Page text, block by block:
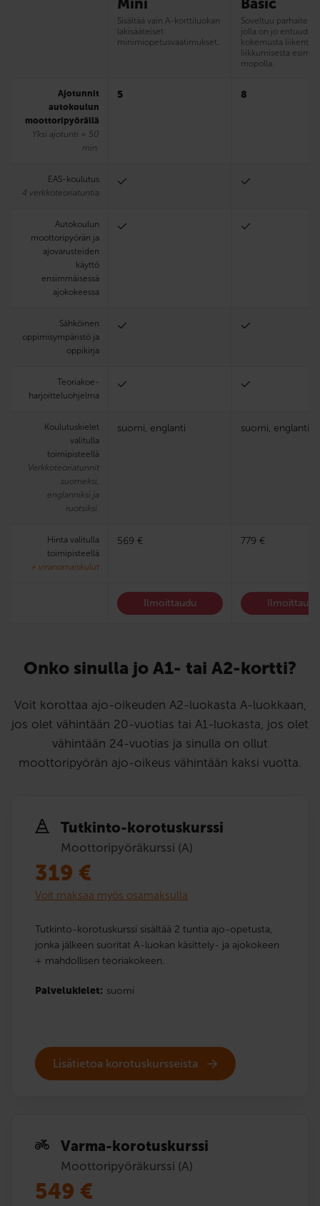
Mini
Sisältää vain A-korttiluokan
lakisääteiset
minimiopetusvaatimukset.
Basic
Soveltuu parhaiten
jolla on jo
kokemusta
liikkumisesta esim.
mopolla.
Ajotunnit
autokoulun
moottoripyörällä
Yksi ajotunti = 50
min.
5 8
EAS-koulutus
4 verkkoteoriatuntia
Autokoulun
moottoripyörän ja
ajovarusteiden
käyttö
ensimmäisessä
ajokokeessa
Sähköinen
oppimisympäristö ja
oppikirja
Teoria­koe­
harjoittelu­ohjelma
Koulutuskielet
valitulla
toimipisteellä
Verkkoteoriatunnit
suomeksi,
englanniksi ja
ruotsiksi.
suomi, englanti suomi, englanti
Hinta valitulla
toimipisteellä
+ viranomaiskulut
569 € 779 €
Ilmoittaudu Ilmoittaudu
Onko sinulla jo A1- tai A2-kortti?
Voit korottaa ajo-oikeuden A2-luokasta A-luokkaan,
jos olet vähintään 20-vuotias tai A1-luokasta, jos olet
vähintään 24-vuotias ja sinulla on ollut
moottoripyörän ajo-oikeus vähintään kaksi vuotta.
Tutkinto-korotuskurssi
Moottoripyöräkurssi (A)
319 €
Voit maksaa myös osamaksulla
Tutkinto-korotuskurssi sisältää 2 tuntia ajo-opetusta,
jonka jälkeen suoritat A-luokan käsittely- ja ajokokeen
+ mahdollisen teoriakokeen.
Palvelukielet: suomi
Lisätietoa korotuskursseista
Varma-korotuskurssi
Moottoripyöräkurssi (A)
549 €